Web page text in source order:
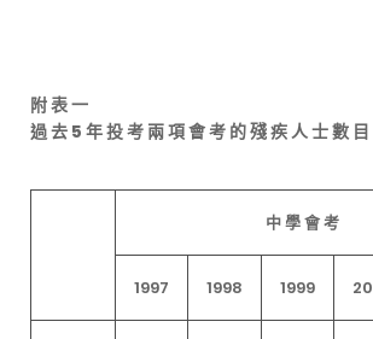
附 表 一
過 去 5 年 投 考 兩 項 會 考 的 殘 疾 人 士 數 目
中 學 會 考
1997 1998 1999